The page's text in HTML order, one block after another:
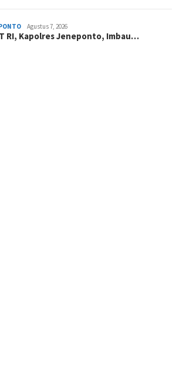
Agustus 7, 2026
RI, Kapolres Jeneponto, Imbau…